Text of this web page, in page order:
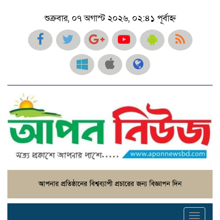
শুক্রবার, ০৭ অগাস্ট ২০২৬, ০২:৪১ পূর্বাহ্ন